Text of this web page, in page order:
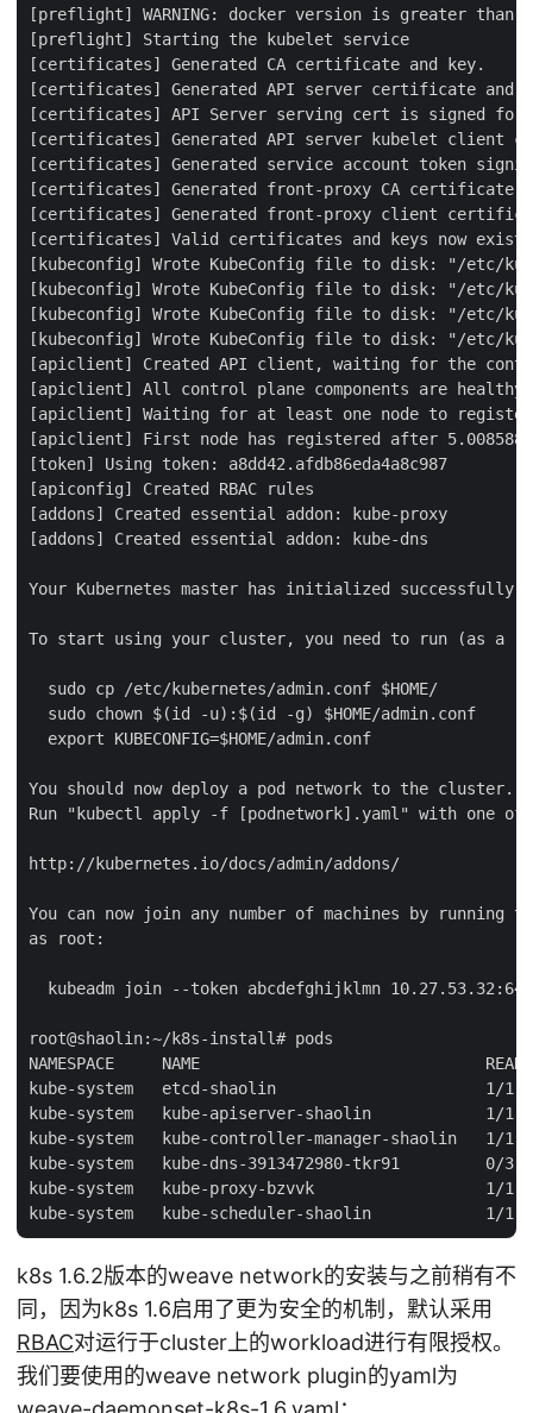
[preflight] WARNING: docker version is greater
[preflight] Starting the kubelet service
[certificates] Generated CA certificate and key.
[certificates] Generated API server certificate and
[certificates] API Server serving cert is signed for
[certificates] Generated API server kubelet client
[certificates] Generated service account token
[certificates] Generated front-proxy CA certificate
[certificates] Generated front-proxy client
[certificates] Valid certificates and keys now exist
[kubeconfig] Wrote KubeConfig file to disk: "/etc/
[kubeconfig] Wrote KubeConfig file to disk: "/etc/
[kubeconfig] Wrote KubeConfig file to disk: "/etc/
[kubeconfig] Wrote KubeConfig file to disk: "/etc/
[apiclient] Created API client, waiting for the
[apiclient] All control plane components are healthy
[apiclient] Waiting for at least one node to register
[apiclient] First node has registered after 5.008588
[token] Using token: a8dd42.afdb86eda4a8c987
[apiconfig] Created RBAC rules
[addons] Created essential addon: kube-proxy
[addons] Created essential addon: kube-dns
Your Kubernetes master has initialized successfully!
To start using your cluster, you need to run (as a
  sudo cp /etc/kubernetes/admin.conf $HOME/
  sudo chown $(id -u):$(id -g) $HOME/admin.conf
  export KUBECONFIG=$HOME/admin.conf
You should now deploy a pod network to the cluster.
Run "kubectl apply -f [podnetwork].yaml" with one
http://kubernetes.io/docs/admin/addons/
You can now join any number of machines by running
as root:
kubeadm join --token abcdefghijklmn
root@shaolin:~/k8s-install# pods
NAMESPACE     NAME
kube-system   etcd-shaolin                      1/1
kube-system   kube-apiserver-shaolin
kube-system   kube-controller-manager-shaolin
kube-system   kube-dns-3913472980-tkr91
kube-system   kube-proxy-bzvvk                  1/
k8s 1.6.2版本的weave network的安装与之前稍有不
同，因为k8s 1.6启用了更为安全的机制，默认采用
RBAC对运行于cluster上的workload进行有限授权。
我们要使用的weave network plugin的yaml为